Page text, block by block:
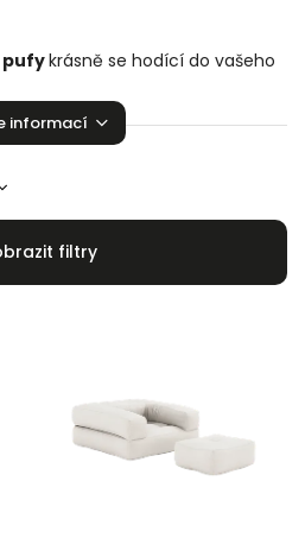
pufykrásně se hodící do vašeho
k relaxaci!
informací